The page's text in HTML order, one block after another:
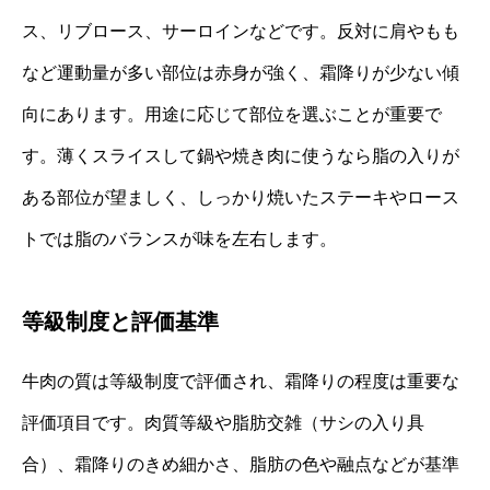
ス、リブロース、サーロインなどです。反対に肩やもも
など運動量が多い部位は赤身が強く、霜降りが少ない傾
向にあります。用途に応じて部位を選ぶことが重要で
す。薄くスライスして鍋や焼き肉に使うなら脂の入りが
ある部位が望ましく、しっかり焼いたステーキやロース
トでは脂のバランスが味を左右します。
等級制度と評価基準
牛肉の質は等級制度で評価され、霜降りの程度は重要な
評価項目です。肉質等級や脂肪交雑（サシの入り具
合）、霜降りのきめ細かさ、脂肪の色や融点などが基準